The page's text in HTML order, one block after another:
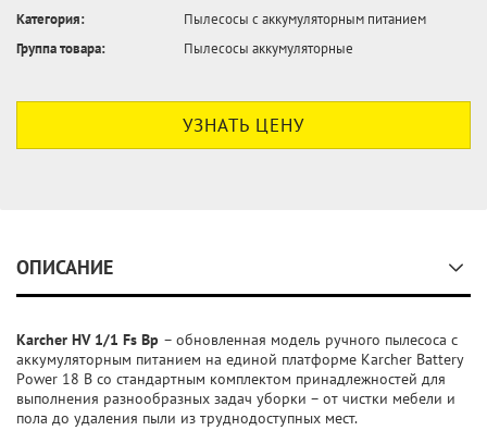
Категория:
Пылесосы с аккумуляторным питанием
Группа товара:
Пылесосы аккумуляторные
УЗНАТЬ ЦЕНУ
ОПИСАНИЕ
Karcher HV 1/1 Fs Bp – обновленная модель ручного пылесоса с
аккумуляторным питанием на единой платформе Karcher Battery
Power 18 B со стандартным комплектом принадлежностей для
выполнения разнообразных задач уборки – от чистки мебели и
пола до удаления пыли из труднодоступных мест.